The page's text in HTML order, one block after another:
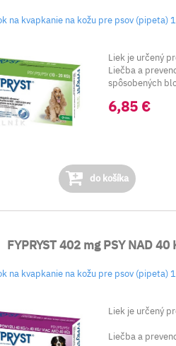
na kvapkanie na kožu pre psov (pipeta)
Liek je určený
Liečba a
spôsobených
6,85 €
do košíka
FYPRYST 402 mg PSY NAD 40
na kvapkanie na kožu pre psov (pipeta)
Liek je určený
Liečba a